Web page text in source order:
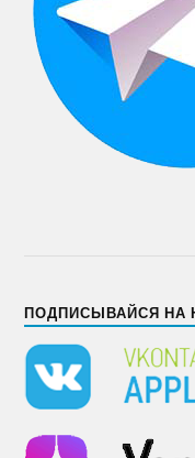
ПОДПИСЫВАЙСЯ НА